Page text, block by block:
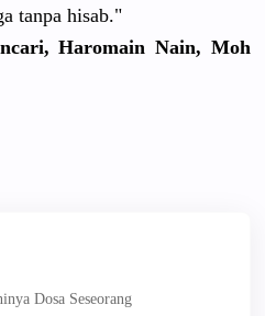
tanpa hisab."
Haromain Nain, Moh
Dosa Seseorang